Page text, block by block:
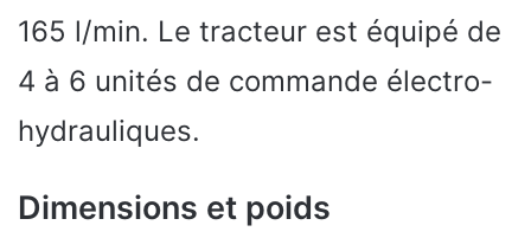
165 l/min. Le tracteur est équipé de
4 à 6 unités de commande électro-
hydrauliques.
Dimensions et poids